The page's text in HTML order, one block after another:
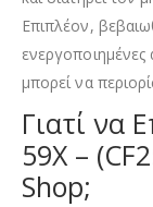
Επιπλέον,
μπορεί να
Γιατί να
59X –
Shop;